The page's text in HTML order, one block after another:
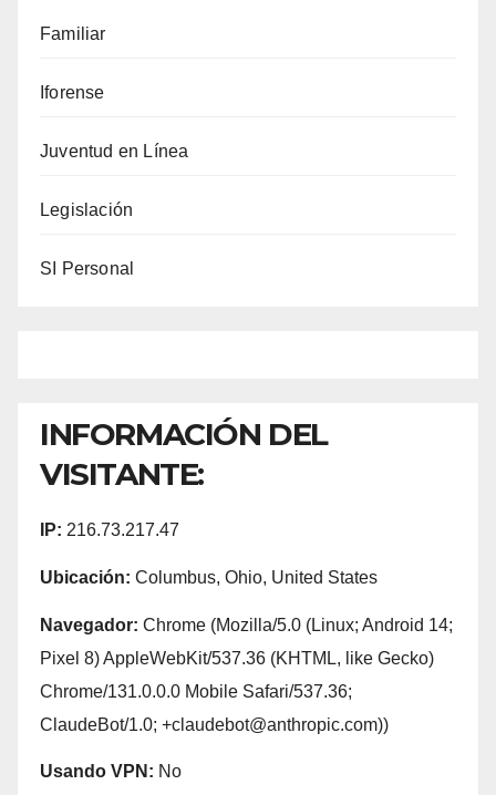
Familiar
Iforense
Juventud en Línea
Legislación
SI Personal
INFORMACIÓN DEL
VISITANTE:
IP: 216.73.217.47
Ubicación: Columbus, Ohio, United States
Navegador: Chrome (Mozilla/5.0 (Linux; Android 14;
Pixel 8) AppleWebKit/537.36 (KHTML, like Gecko)
Chrome/131.0.0.0 Mobile Safari/537.36;
ClaudeBot/1.0; +claudebot@anthropic.com))
Usando VPN: No